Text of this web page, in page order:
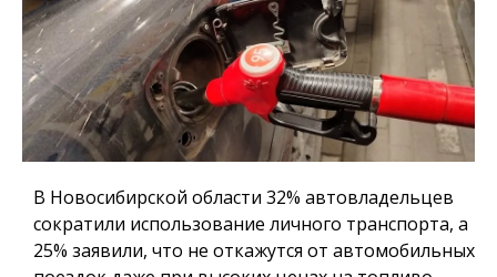
В Новосибирской области 32% автовладельцев
сократили использование личного транспорта, а
25% заявили, что не откажутся от автомобильных